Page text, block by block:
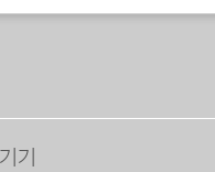
내비게이션
기